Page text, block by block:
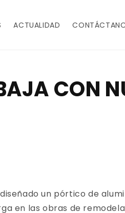
ACTUALIDAD
CON
diseñado un pórtico de
en las obras de